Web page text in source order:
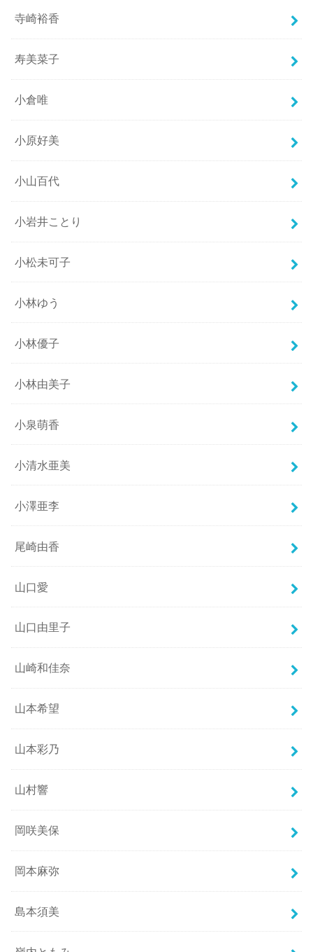
寺崎裕香
寿美菜子
小倉唯
小原好美
小山百代
小岩井ことり
小松未可子
小林ゆう
小林優子
小林由美子
小泉萌香
小清水亜美
小澤亜李
尾崎由香
山口愛
山口由里子
山崎和佳奈
山本希望
山本彩乃
山村響
岡咲美保
岡本麻弥
島本須美